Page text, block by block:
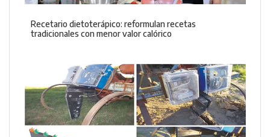
Recetario dietoterápico: reformulan recetas
tradicionales con menor valor calórico